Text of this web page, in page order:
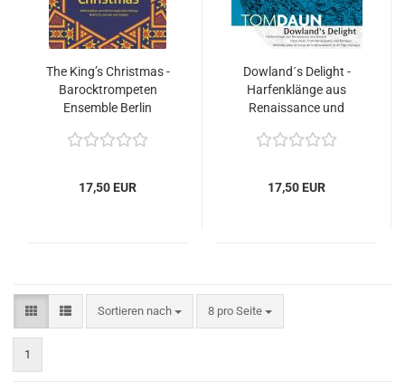
The King’s Christmas -
Barocktrompeten
Ensemble Berlin
17,50 EUR
Dowland´s Delight -
Harfenklänge aus
Renaissance und
17,50 EUR
Sortieren nach
Sortieren nach 8 pro Seite
pro Seite
1